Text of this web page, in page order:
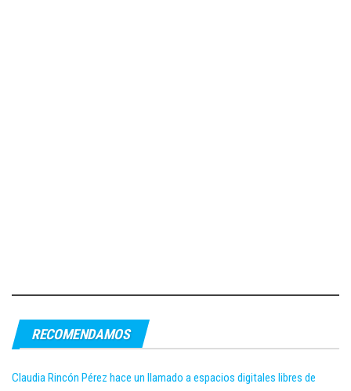
RECOMENDAMOS
Claudia Rincón Pérez hace un llamado a espacios digitales libres de